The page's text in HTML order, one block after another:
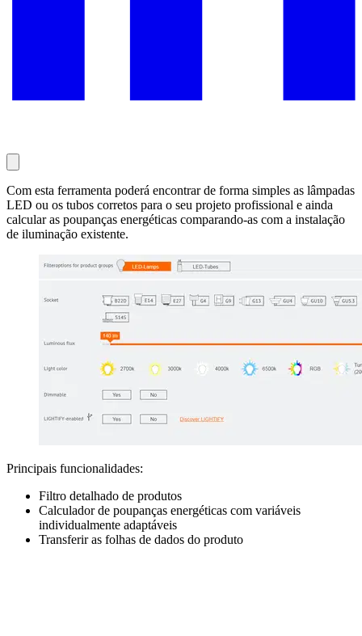
Com esta ferramenta poderá encontrar de forma simples as lâmpadas
LED ou os tubos corretos para o seu projeto profissional e ainda
calcular as poupanças energéticas comparando-as com a instalação
de iluminação existente.
Principais funcionalidades:
Filtro detalhado de produtos
Calculador de poupanças energéticas com variáveis
individualmente adaptáveis
Transferir as folhas de dados do produto